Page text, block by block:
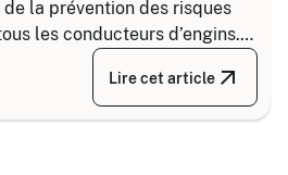
la prévention des risques
les conducteurs d’engins.
il s’articule autour de 8
divisées selon
Lire cet article